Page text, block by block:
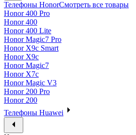
Телефоны HonorСмотреть все товары
Honor 400 Pro
Honor 400
Honor 400 Lite
Honor Magic7 Pro
Honor X9c Smart
Honor X9c
Honor Magic7
Honor X7c
Honor Magic V3
Honor 200 Pro
Honor 200
Телефоны Huawei